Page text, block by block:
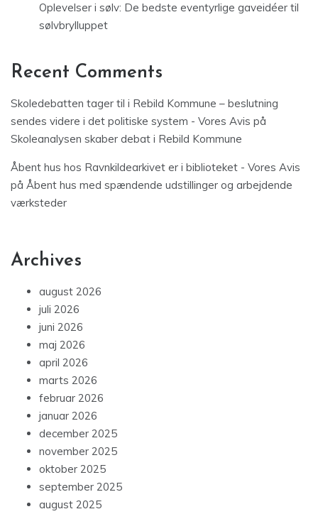
Oplevelser i sølv: De bedste eventyrlige gaveidéer til
sølvbrylluppet
Recent Comments
Skoledebatten tager til i Rebild Kommune – beslutning
sendes videre i det politiske system - Vores Avis på
Skoleanalysen skaber debat i Rebild Kommune
Åbent hus hos Ravnkildearkivet er i biblioteket - Vores Avis
på Åbent hus med spændende udstillinger og arbejdende
værksteder
Archives
august 2026
juli 2026
juni 2026
maj 2026
april 2026
marts 2026
februar 2026
januar 2026
december 2025
november 2025
oktober 2025
september 2025
august 2025